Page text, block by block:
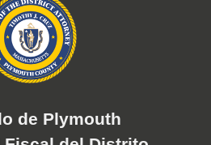
de Plymouth